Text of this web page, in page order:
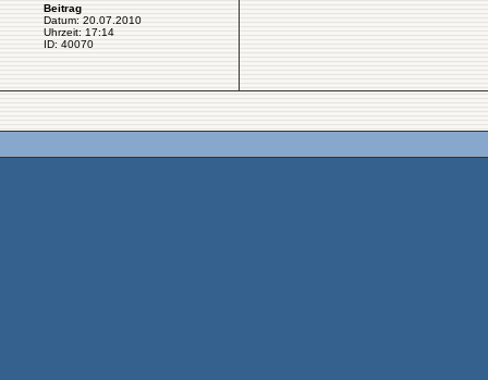
Beitrag
Datum: 20.07.2010
Uhrzeit: 17:14
ID: 40070